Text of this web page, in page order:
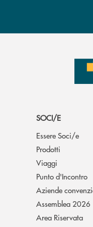
SOCI/E
Essere Soci/e
Prodotti
Viaggi
Punto d'Incontro
Aziende
Assemblea 2026
Area Riservata